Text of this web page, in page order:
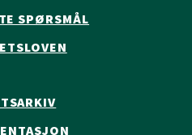
SPØRSMÅL